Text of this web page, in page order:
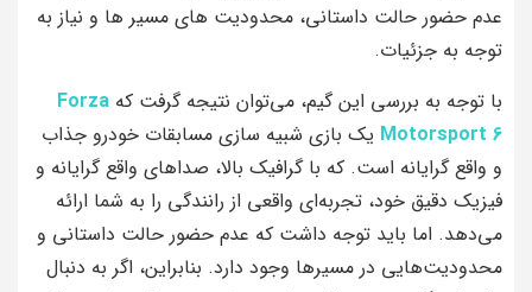
عدم حضور حالت داستانی، محدودیت‌ های مسیر ها و نیاز به
توجه به جزئیات.
با توجه به بررسی این گیم، می‌توان نتیجه گرفت که Forza
Motorsport 6 یک بازی شبیه‌ سازی مسابقات خودرو جذاب
و واقع‌ گرایانه است. که با گرافیک بالا، صداهای واقع‌ گرایانه و
فیزیک دقیق خود، تجربه‌ای واقعی از رانندگی را به شما ارائه
می‌دهد. اما باید توجه داشت که عدم حضور حالت داستانی و
محدودیت‌هایی در مسیرها وجود دارد. بنابراین، اگر به دنبال